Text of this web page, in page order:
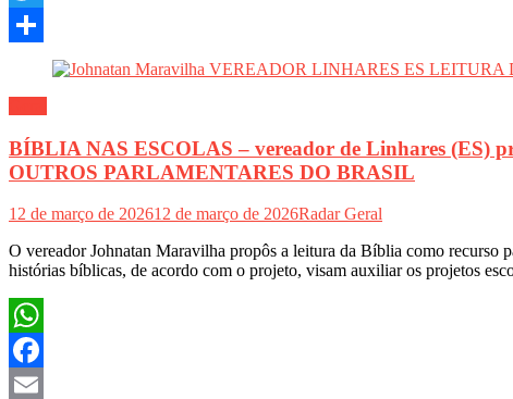
Twitter
BÍBLIA NAS ESCOLAS – vereador de Linhares (ES)
OUTROS PARLAMENTARES DO BRASIL
12 de março de 202612 de março de 2026Radar Geral
O vereador Johnatan Maravilha propôs a leitura da Bíblia como recurso
histórias bíblicas, de acordo com o projeto, visam auxiliar os projetos
WhatsApp
Facebook